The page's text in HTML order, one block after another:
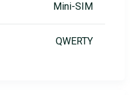
Mini-SIM
QWERTY